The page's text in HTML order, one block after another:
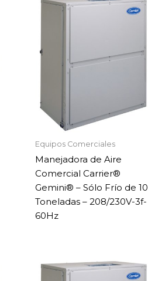
Equipos Comerciales
Manejadora de Aire
Comercial Carrier®
Gemini® – Sólo Frío de 10
Toneladas – 208/230V-3f-
60Hz